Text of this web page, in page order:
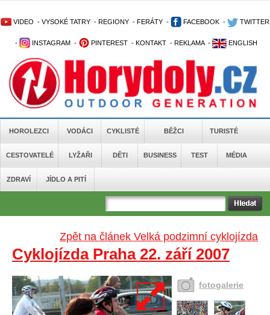
VIDEO - VYSOKÉ TATRY - REGIONY - FERÁTY - FACEBOOK - TWITTER
- INSTAGRAM - PINTEREST - KONTAKT - REKLAMA - ENGLISH
HOROLEZCI VODÁCI CYKLISTÉ BĚŽCI TURISTÉ
CESTOVATELÉ LYŽAŘI DĚTI BUSINESS TEST MÉDIA
ZDRAVÍ JÍDLO A PITÍ
Zpět na článek Velká podzimní cyklojízda
Cyklojízda Praha 22. září 2007
fotogalerie